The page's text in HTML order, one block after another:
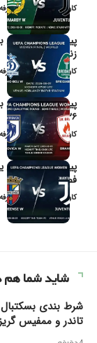
کاوه نیک‌فر، تحلیل‌گر
زنان یوفا
کاوه نیک‌فر، تحلیل‌گر
پیش‌بینی و تحلیل
۲۰۲۶
کاوه نیک‌فر، تحلیل‌گر
پیش‌بینی و تحلیل
فصل ۲۰۲۶
کاوه نیک‌فر، تحلیل‌گر
شاید شما
تاندر و ممفیس